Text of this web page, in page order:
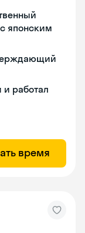
японским
работал
время